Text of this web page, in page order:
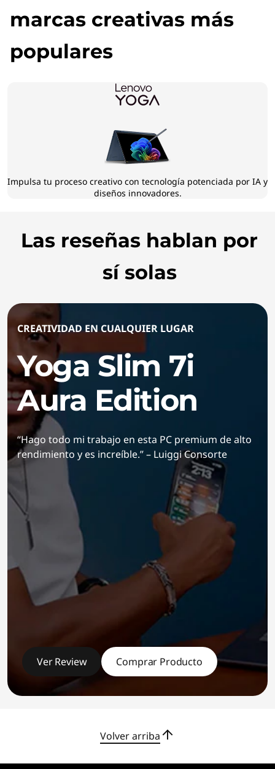
marcas creativas más
populares
Impulsa tu proceso creativo con tecnología potenciada por IA y
diseños innovadores.
Las reseñas hablan por
sí solas
CREATIVIDAD EN CUALQUIER LUGAR
Yoga Slim 7i
Aura Edition
“Hago todo mi trabajo en esta PC premium de alto
rendimiento y es increíble.” – Luiggi Consorte
Ver Review Comprar Producto
Volver arriba